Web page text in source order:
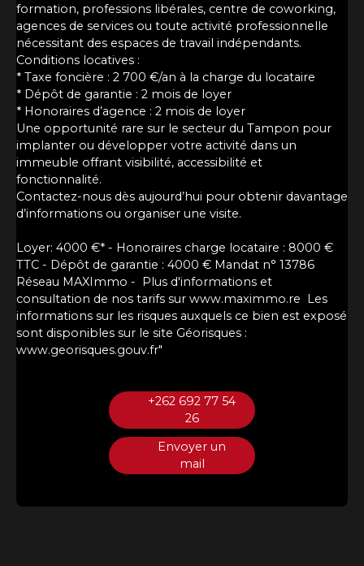
formation, professions libérales, centre de coworking,
agences de services ou toute activité professionnelle
nécessitant des espaces de travail indépendants.
Conditions locatives :
* Taxe foncière : 2 700 €/an à la charge du locataire
* Dépôt de garantie : 2 mois de loyer
* Honoraires d’agence : 2 mois de loyer
Une opportunité rare sur le secteur du Tampon pour
implanter ou développer votre activité dans un
immeuble offrant visibilité, accessibilité et
fonctionnalité.
Contactez-nous dès aujourd’hui pour obtenir davantage
d’informations ou organiser une visite.
Loyer: 4000 €* - Honoraires charge locataire : 8000 €
TTC - Dépôt de garantie : 4000 € Mandat n° 13786
Réseau MAXImmo - Plus d'informations et
consultation de nos tarifs sur www.maximmo.re Les
informations sur les risques auxquels ce bien est exposé
sont disponibles sur le site Géorisques :
www.georisques.gouv.fr"
+262 692 77 54
26
Envoyer un
mail